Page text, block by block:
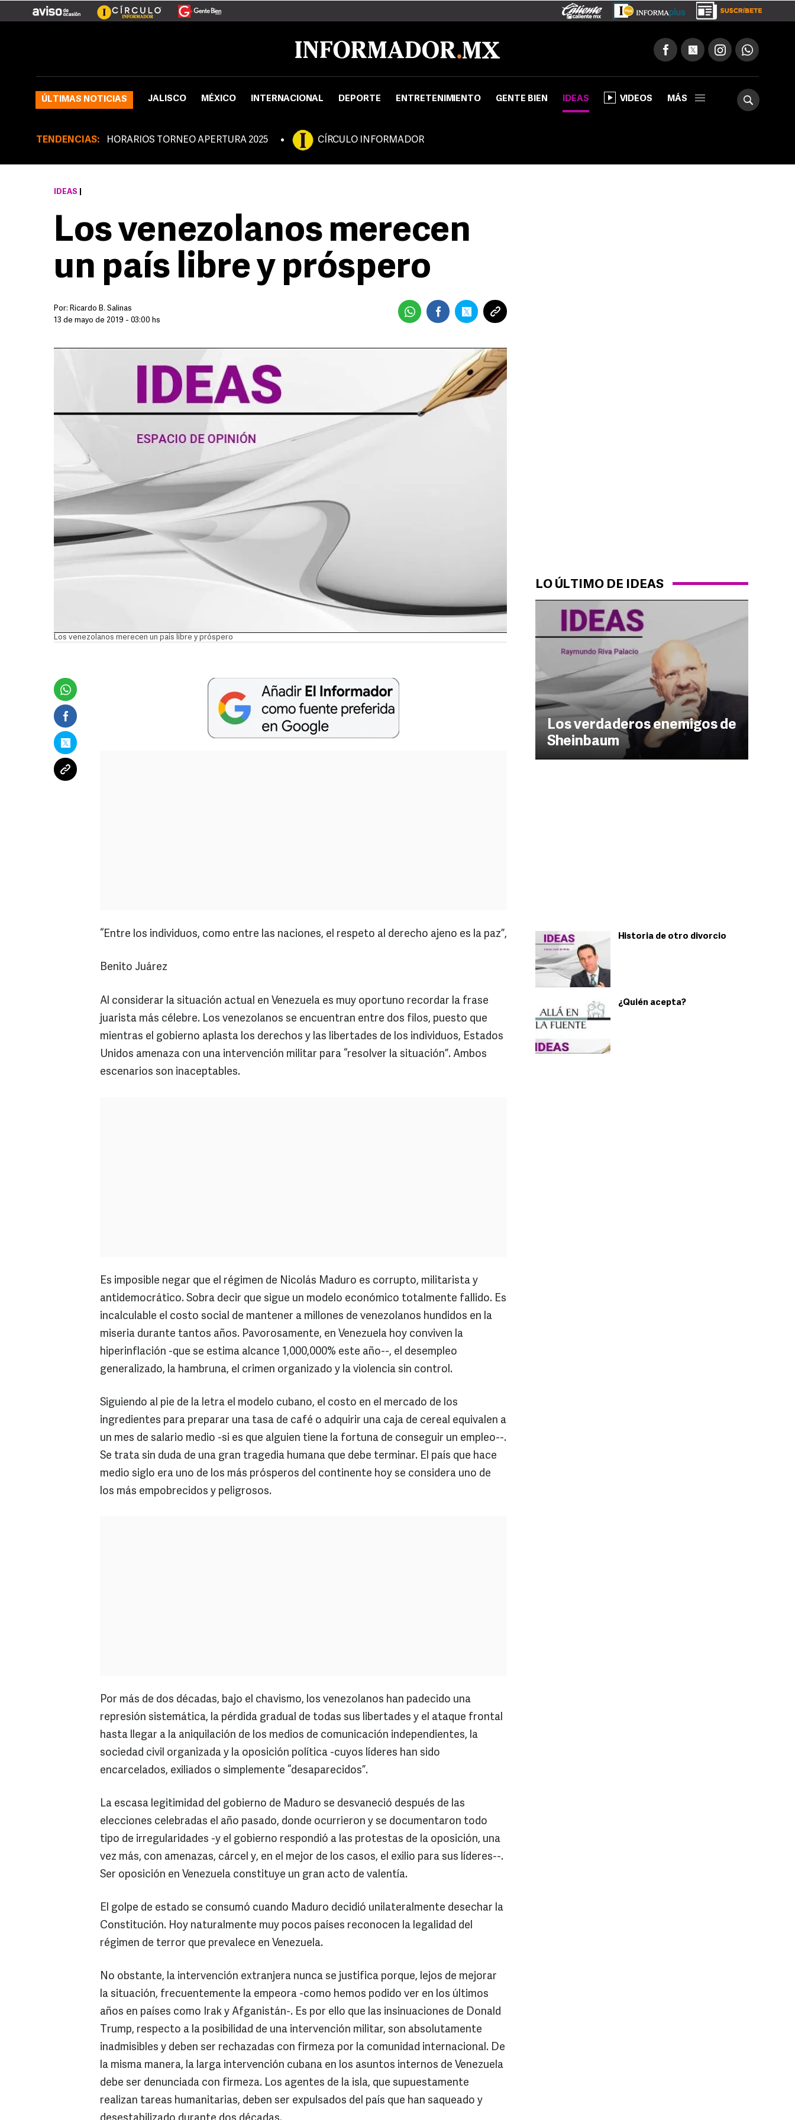
ÚLTIMAS NOTICIAS JALISCO MÉXICO INTERNACIONAL DEPORTE ENTRETENIMIENTO GENTE BIEN IDEAS VIDEOS MÁS
TENDENCIAS: HORARIOS TORNEO APERTURA 2025 CÍRCULO INFORMADOR
LO ÚLTIMO DE IDEAS
Los verdaderos enemigos de
Sheinbaum
Historia de otro divorcio
¿Quién acepta?
IDEAS
Los venezolanos merecen
un país libre y próspero
Por: Ricardo B. Salinas
13 de mayo de 2019 - 03:00 hs
Los venezolanos merecen un país libre y próspero
“Entre los individuos, como entre las naciones, el respeto al derecho ajeno es la paz”,
Benito Juárez
Al considerar la situación actual en Venezuela es muy oportuno recordar la frase
juarista más célebre. Los venezolanos se encuentran entre dos filos, puesto que
mientras el gobierno aplasta los derechos y las libertades de los individuos, Estados
Unidos amenaza con una intervención militar para “resolver la situación”. Ambos
escenarios son inaceptables.
Es imposible negar que el régimen de Nicolás Maduro es corrupto, militarista y
antidemocrático. Sobra decir que sigue un modelo económico totalmente fallido. Es
incalculable el costo social de mantener a millones de venezolanos hundidos en la
miseria durante tantos años. Pavorosamente, en Venezuela hoy conviven la
hiperinflación -que se estima alcance 1,000,000% este año--, el desempleo
generalizado, la hambruna, el crimen organizado y la violencia sin control.
Siguiendo al pie de la letra el modelo cubano, el costo en el mercado de los
ingredientes para preparar una tasa de café o adquirir una caja de cereal equivalen a
un mes de salario medio -si es que alguien tiene la fortuna de conseguir un empleo--.
Se trata sin duda de una gran tragedia humana que debe terminar. El país que hace
medio siglo era uno de los más prósperos del continente hoy se considera uno de
los más empobrecidos y peligrosos.
Por más de dos décadas, bajo el chavismo, los venezolanos han padecido una
represión sistemática, la pérdida gradual de todas sus libertades y el ataque frontal
hasta llegar a la aniquilación de los medios de comunicación independientes, la
sociedad civil organizada y la oposición política -cuyos líderes han sido
encarcelados, exiliados o simplemente “desaparecidos”.
La escasa legitimidad del gobierno de Maduro se desvaneció después de las
elecciones celebradas el año pasado, donde ocurrieron y se documentaron todo
tipo de irregularidades -y el gobierno respondió a las protestas de la oposición, una
vez más, con amenazas, cárcel y, en el mejor de los casos, el exilio para sus líderes--.
Ser oposición en Venezuela constituye un gran acto de valentía.
El golpe de estado se consumó cuando Maduro decidió unilateralmente desechar la
Constitución. Hoy naturalmente muy pocos países reconocen la legalidad del
régimen de terror que prevalece en Venezuela.
No obstante, la intervención extranjera nunca se justifica porque, lejos de mejorar
la situación, frecuentemente la empeora -como hemos podido ver en los últimos
años en países como Irak y Afganistán-. Es por ello que las insinuaciones de Donald
Trump, respecto a la posibilidad de una intervención militar, son absolutamente
inadmisibles y deben ser rechazadas con firmeza por la comunidad internacional. De
la misma manera, la larga intervención cubana en los asuntos internos de Venezuela
debe ser denunciada con firmeza. Los agentes de la isla, que supuestamente
realizan tareas humanitarias, deben ser expulsados del país que han saqueado y